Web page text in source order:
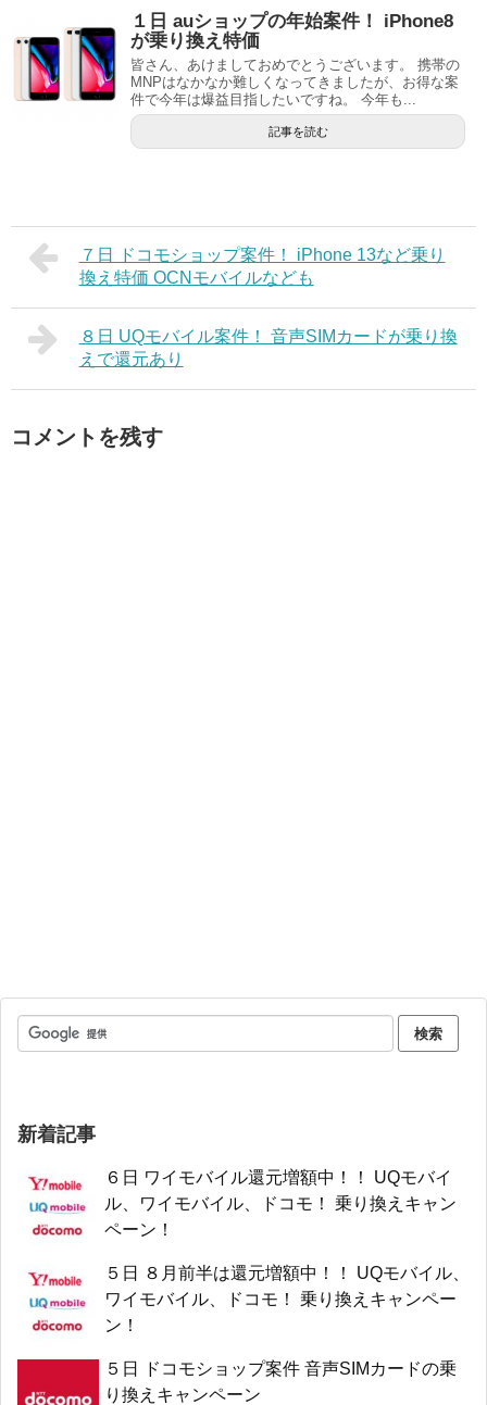
１日 auショップの年始案件！ iPhone8
が乗り換え特価
皆さん、あけましておめでとうございます。 携帯の
MNPはなかなか難しくなってきましたが、お得な案
件で今年は爆益目指したいですね。 今年も...
記事を読む
７日 ドコモショップ案件！ iPhone 13など乗り
換え特価 OCNモバイルなども
８日 UQモバイル案件！ 音声SIMカードが乗り換
えで還元あり
コメントを残す
新着記事
６日 ワイモバイル還元増額中！！ UQモバイ
ル、ワイモバイル、ドコモ！ 乗り換えキャン
ペーン！
５日 ８月前半は還元増額中！！ UQモバイル、
ワイモバイル、ドコモ！ 乗り換えキャンペー
ン！
５日 ドコモショップ案件 音声SIMカードの乗
り換えキャンペーン